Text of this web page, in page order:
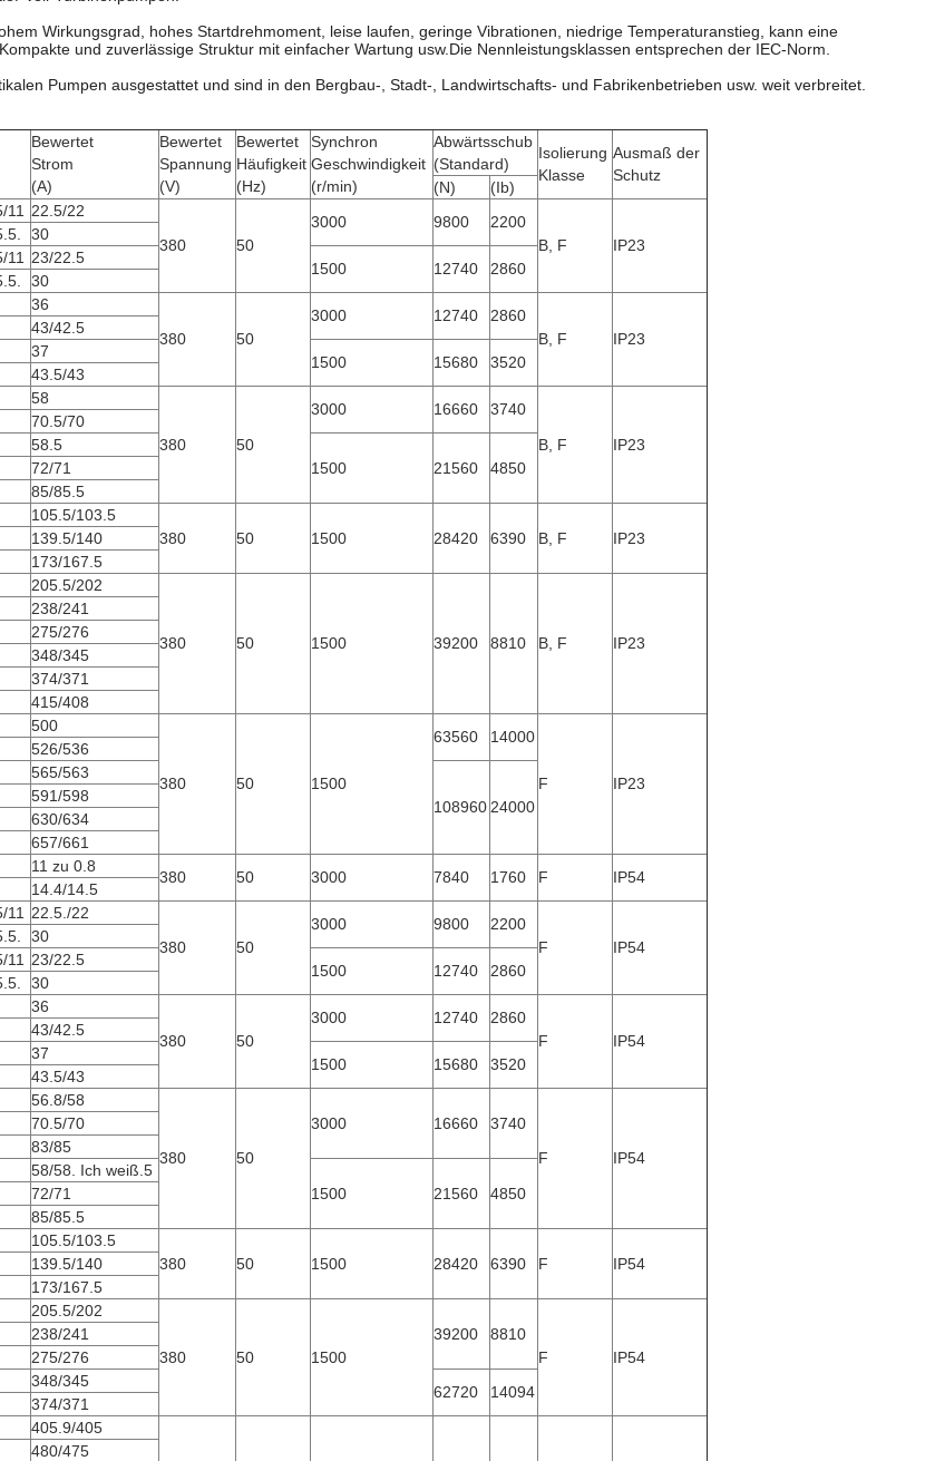
Wirkungsgrad, hohes Startdrehmoment, leise laufen, geringe Vibrationen, niedrige Temperaturanstieg, kann eine
und zuverlässige Struktur mit einfacher Wartung usw.Die Nennleistungsklassen entsprechen der IEC-Norm.
Pumpen ausgestattet und sind in den Bergbau-, Stadt-, Landwirtschafts- und Fabrikenbetrieben usw. weit verbreitet.
Bewertet
Strom
(A)
Bewertet
Spannung
(V)
Bewertet
Häufigkeit
(Hz)
Synchron
Geschwindigkeit
(r/min)
Abwärtsschub
(Standard)
Isolierung
Klasse
Ausmaß der
Schutz
(N)
(Ib)
11
22.5/22
380
50
3000 9800
2200
B, F
IP23
30
11 23/22.5
1500 12740 2860
30
36
380
50
3000 12740
2860
B, F
IP23
43/42.5
37
1500 15680 3520
43.5/43
58
380 50
3000 16660
3740
B, F
IP23
70.5/70
58.5
1500
21560 4850
72/71
85/85.5
105.5/103.5
380
50 1500 28420 6390 B, F IP23
139.5/140
173/167.5
205.5/202
380 50 1500 39200 8810 B, F IP23
238/241
275/276
348/345
374/371
415/408
500
380 50 1500
63560 14000
F IP23
526/536
565/563
108960 24000
591/598
630/634
657/661
11 zu 0.8
380 50 3000 7840 1760 F IP54
14.4/14.5
11
22.5./22
380
50
3000 9800
2200
F
IP54
30
11 23/22.5
1500 12740 2860
30
36
380
50
3000 12740
2860
F
IP54
43/42.5
37
1500 15680 3520
43.5/43
56.8/58
380 50
3000 16660
3740
F
IP54
70.5/70
83/85
58/58. Ich weiß.5
1500
21560 4850
72/71
85/85.5
105.5/103.5
380
50 1500 28420 6390 F IP54
139.5/140
173/167.5
205.5/202
380 50 1500
39200
8810
F
IP54
238/241
275/276
348/345
62720 14094
374/371
405.9/405
480/475